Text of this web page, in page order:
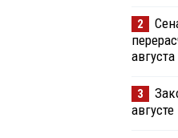
2
августа
3
августе